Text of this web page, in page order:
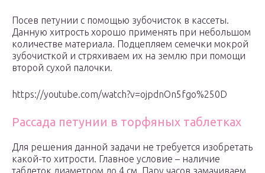
Посев петунии с помощью зубочисток в кассеты.
Данную хитрость хорошо применять при небольшом
количестве материала. Подцепляем семечки мокрой
зубочисткой и стряхиваем их на землю при помощи
второй сухой палочки.
https://youtube.com/watch?v=ojpdnOn5fgo%250D
Рассада петунии в торфяных таблетках
Для решения данной задачи не требуется изобретать
какой-то хитрости. Главное условие – наличие
таблеток диаметром до 4 см. Пару часов замачиваем